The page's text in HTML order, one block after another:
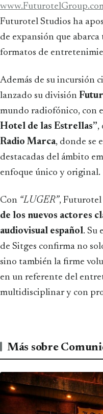
Futurotel Studios ha
de expansión que
formatos de
Además de su incursión
lanzado su división
mundo radiofónico, con
Hotel de las Estrellas”,
Radio Marca, donde se
destacadas del ámbito
enfoque único y original.
Con “LUGER”, Futurotel
de los nuevos actores
audiovisual español. Su
de Sitges confirma no
sino también la firme
en un referente del
multidisciplinar y con
Más sobre